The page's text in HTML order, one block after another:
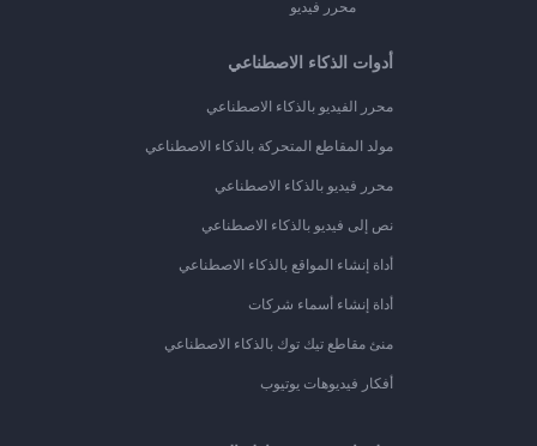
محرر فيديو
أدوات الذكاء الاصطناعي
محرر الفيديو بالذكاء الاصطناعي
مولد المقاطع المتحركة بالذكاء الاصطناعي
محرر فيديو بالذكاء الاصطناعي
نص إلى فيديو بالذكاء الاصطناعي
أداة إنشاء المواقع بالذكاء الاصطناعي
أداة إنشاء أسماء شركات
منئ مقاطع تيك توك بالذكاء الاصطناعي
أفكار فيديوهات يوتيوب